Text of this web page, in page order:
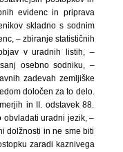
evidenc in priprava
skladno s sodnim
– zbiranje statističnih
v uradnih listih, –
osebno sodniku, –
zadevah zemljiške
določen za to delo.
in II. odstavek 88.
obvladati uradni jezik, –
dolžnosti in ne sme biti
zaradi kaznivega